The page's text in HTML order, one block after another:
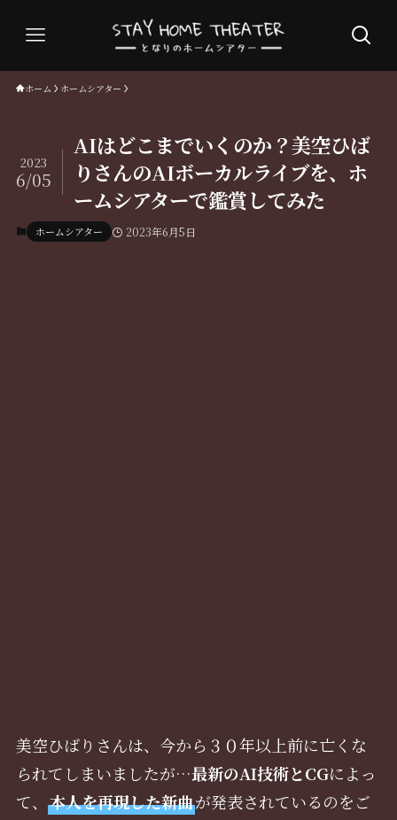
ホーム ホームシアター
AIはどこまでいくのか？美空ひば
りさんのAIボーカルライブを、ホ
ームシアターで鑑賞してみた
2023
6/05
ホームシアター 2023年6月5日
美空ひばりさんは、今から３０年以上前に亡くな
られてしまいましたが…最新のAI技術とCGによっ
て、 本人を再現した新曲が発表されているのをご